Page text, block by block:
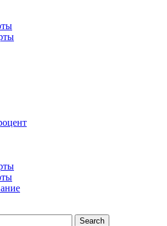
Search